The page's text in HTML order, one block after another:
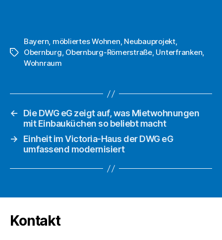
Schlagwörter
Bayern, möbliertes Wohnen, Neubauprojekt,
Obernburg, Obernburg-Römerstraße, Unterfranken,
Wohnraum
←
Die DWG eG zeigt auf, was Mietwohnungen
mit Einbauküchen so beliebt macht
→
Einheit im Victoria-Haus der DWG eG
umfassend modernisiert
Kontakt